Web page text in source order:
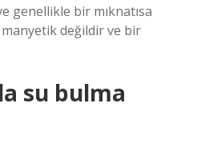
genellikle bir mıknatısa
değildir ve bir
su bulma